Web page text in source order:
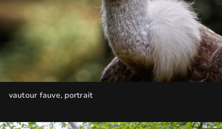
vautour fauve, portrait